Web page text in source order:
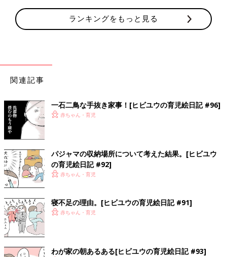
ランキングをもっと見る
関連記事
一石二鳥な手抜き家事！[ヒビユウの育児絵日記 #96]
赤ちゃん・育児
パジャマの収納場所について考えた結果。[ヒビユウ
の育児絵日記 #92]
赤ちゃん・育児
寝不足の理由。[ヒビユウの育児絵日記 #91]
赤ちゃん・育児
わが家の朝あるある[ヒビユウの育児絵日記 #93]